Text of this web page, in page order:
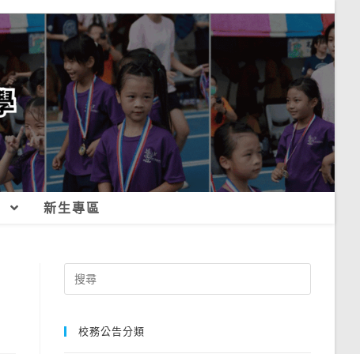
新生專區
Search
for:
校務公告分類